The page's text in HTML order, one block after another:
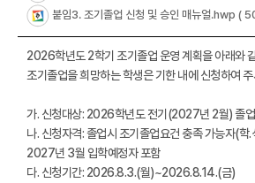
붙임3. 조기졸업 신청 및 승인 매뉴얼.hwp (
2026학년도 2학기 조기졸업 운영 계획을 아래와
조기졸업을 희망하는 학생은 기한 내에 신청하여
가. 신청대상: 2026학년도 전기(2027년 2월) 졸
나. 신청자격: 졸업시 조기졸업요건 충족 가능자(학
2027년 3월 입학예정자 포함
다. 신청기간: 2026.8.3.(월)~2026.8.14.(금)